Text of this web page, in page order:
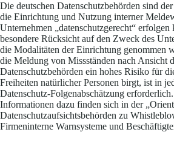
Die deutschen Datenschutzbehörden sind
die Einrichtung und Nutzung interner
Unternehmen „datenschutzgerecht“ erfolgen
besondere Rücksicht auf den Zweck des
die Modalitäten der Einrichtung genommen
die Meldung von Missständen nach Ansicht
Datenschutzbehörden ein hohes Risiko für
Freiheiten natürlicher Personen birgt, ist in
Datenschutz-Folgenabschätzung
Informationen dazu finden sich in der
Datenschutzaufsichtsbehörden zu
Firmeninterne Warnsysteme und